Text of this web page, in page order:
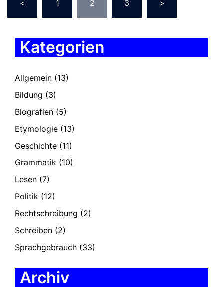
der
Beiträge
< 1 2 3 >
Kategorien
Allgemein (13)
Bildung (3)
Biografien (5)
Etymologie (13)
Geschichte (11)
Grammatik (10)
Lesen (7)
Politik (12)
Rechtschreibung (2)
Schreiben (2)
Sprachgebrauch (33)
Archiv